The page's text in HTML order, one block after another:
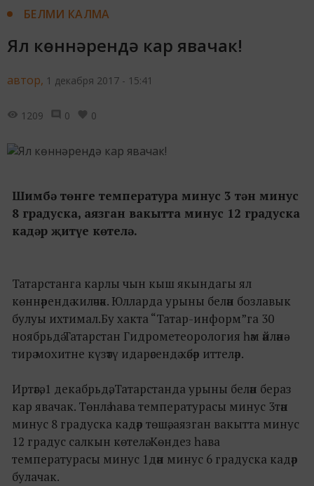
БЕЛМИ КАЛМА
Ял көннәрендә кар явачак!
автор, 1 декабря 2017 - 15:41
1209 0 0
Шимбә төнге температура минус 3 тән минус
8 градуска, аязган вакытта минус 12 градуска
кадәр җитүе көтелә.
Татарстанга карлы чын кыш якындагы ял
көннәрендә киләчәк. Юлларда урыны белән бозлавык
булуы ихтимал.Бу хакта “Татар-информ”га 30
ноябрьдә Татарстан Гидрометеорология һәм әйләнә-
тирә мохитне күзәтү идарәсендә хәбәр иттеләр.
Иртәгә, 1 декабрьдә, Татарстанда урыны белән бераз
кар явачак. Төнлә һава температурасы минус 3тән
минус 8 градуска кадәр төшә, аязган вакытта минус
12 градус салкын көтелә. Көндез һава
температурасы минус 1дән минус 6 градуска кадәр
булачак.